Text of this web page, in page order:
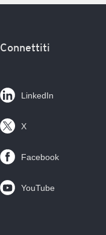
Connettiti
LinkedIn
X
Facebook
YouTube